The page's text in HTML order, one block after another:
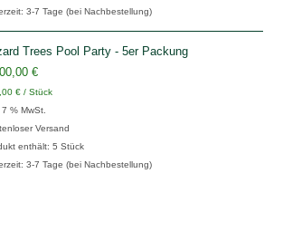
3-7 Tage (bei Nachbestellung)
Trees Pool Party - 5er Packung
€
€ /Stück
% MwSt.
Versand
enthält: 5Stück
3-7 Tage (bei Nachbestellung)